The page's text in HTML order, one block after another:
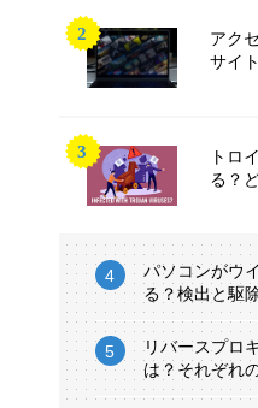
アク
サイ
トロ
る？
パソコンがウ
る？検出と駆
リバースプロ
は？それぞれ